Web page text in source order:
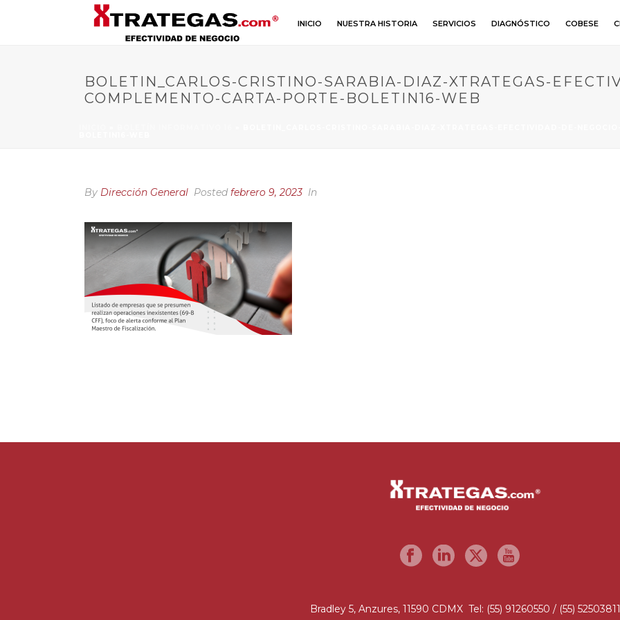
INICIO NUESTRA HISTORIA SERVICIOS DIAGNÓSTICO COBESE
BOLETIN_CARLOS-CRISTINO-SARABIA-DIAZ-XTRATEGAS-
COMPLEMENTO-CARTA-PORTE-BOLETIN16-WEB
By Dirección General Posted febrero 9, 2023 In
Bradley 5, Anzures, 11590 CDMX Tel: (55) 91260550 / (55) 52503811